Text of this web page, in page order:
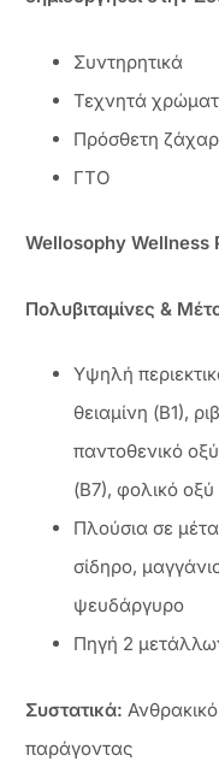
Συντηρητικά
Τεχνητά
Πρόσθετη
ΓΤΟ
Wellosophy Wellness
Πολυβιταμίνες &
Υψηλή
θειαμίνη (Β1),
παντοθενικό
(Β7), φολικό
Πλούσια σε
σίδηρο,
ψευδάργυρο
Πηγή 2
Συστατικά:
παράγοντας